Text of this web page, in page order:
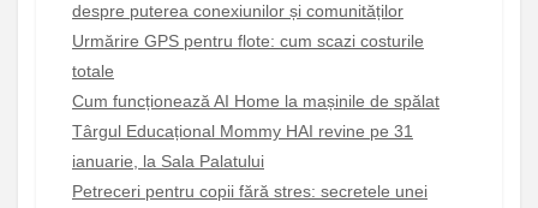
despre puterea conexiunilor și comunităților
Urmărire GPS pentru flote: cum scazi costurile
totale
Cum funcționează AI Home la mașinile de spălat
Târgul Educațional Mommy HAI revine pe 31
ianuarie, la Sala Palatului
Petreceri pentru copii fără stres: secretele unei